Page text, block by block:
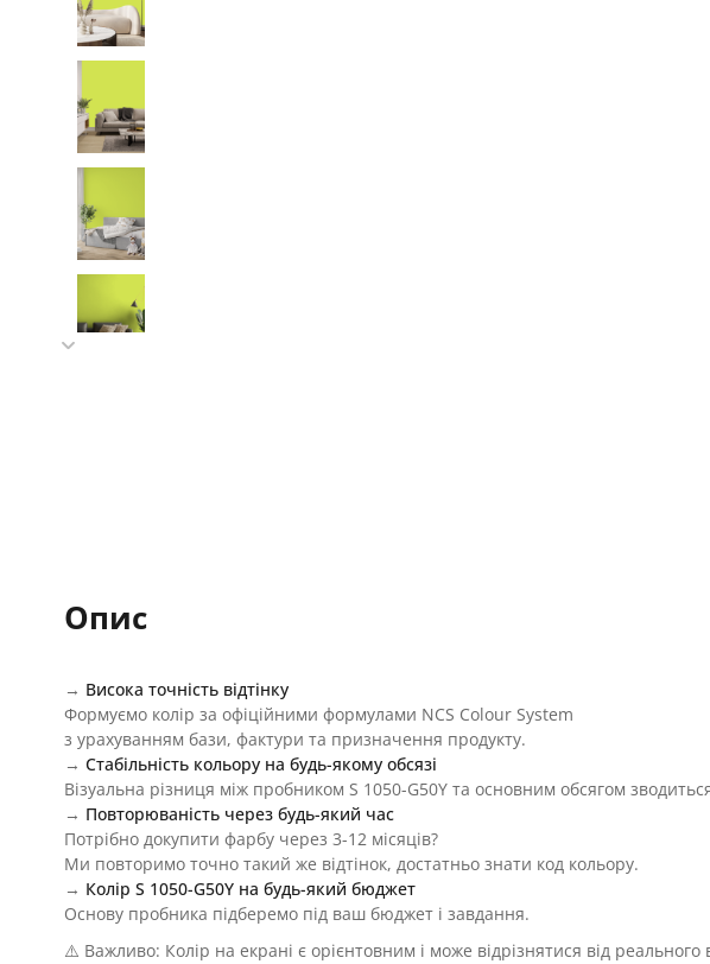
Опис
→ Висока точність відтінку
Формуємо колір за офіційними формулами NCS Colour System
з урахуванням бази, фактури та призначення продукту.
→ Стабільність кольору на будь-якому обсязі
Візуальна різниця між пробником S 1050-G50Y та основним обсягом
→ Повторюваність через будь-який час
Потрібно докупити фарбу через 3-12 місяців?
Ми повторимо точно такий же відтінок, достатньо знати код кольору.
→ Колір S 1050-G50Y на будь-який бюджет
Основу пробника підберемо під ваш бюджет і завдання.
⚠️ Важливо: Колір на екрані є орієнтовним і може відрізнятися від реального